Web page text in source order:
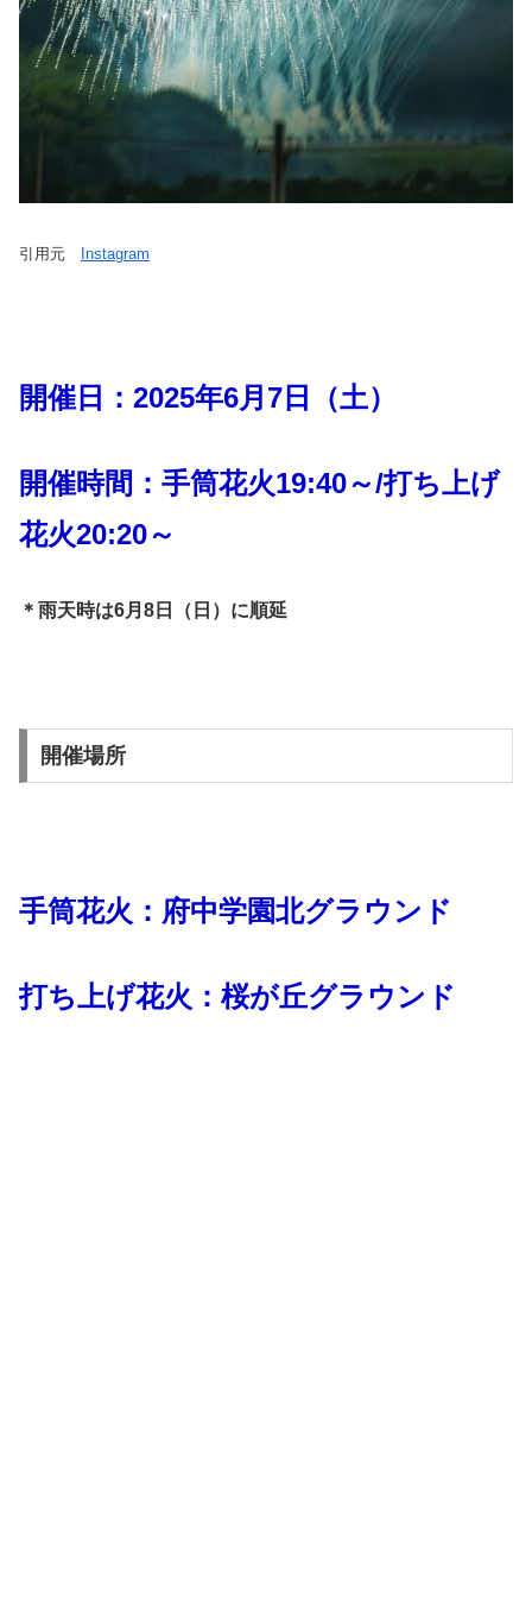
引用元 Instagram
開催日：2025年6月7日（土）
開催時間：手筒花火19:40～/打ち上げ
花火20:20～
＊雨天時は6月8日（日）に順延
開催場所
手筒花火：府中学園北グラウンド
打ち上げ花火：桜が丘グラウンド